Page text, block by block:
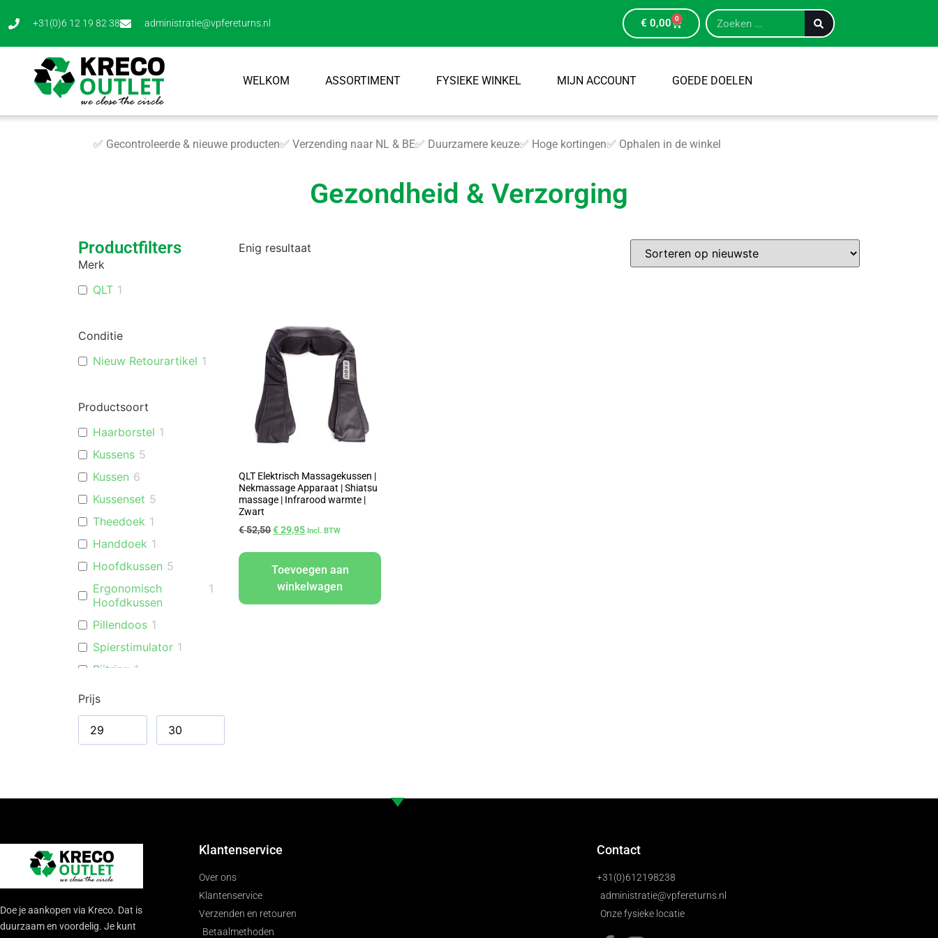
+31(0)6 12 19 82 38 administratie@vpfereturns.nl € 0,00 0
WELKOM ASSORTIMENT FYSIEKE WINKEL MIJN ACCOUNT GOEDE DOELEN
✅ Gecontroleerde & nieuwe producten✅ Verzending naar NL & BE✅ Duurzamere keuze✅ Hoge kortingen✅ Ophalen in de winkel
Gezondheid & Verzorging
Productfilters
Merk
QLT 1
Conditie
Nieuw Retourartikel 1
Productsoort
Haarborstel 1
Kussens 5
Kussen 6
Kussenset 5
Theedoek 1
Handdoek 1
Hoofdkussen 5
Ergonomisch
Hoofdkussen
1
Pillendoos 1
Spierstimulator 1
Bijtring 1
Weegschaal
Massagekussen 1
Prijs
Enig resultaat
QLT Elektrisch Massagekussen |
Nekmassage Apparaat | Shiatsu
massage | Infrarood warmte |
Zwart
€52,50€29,95 Incl. BTW
Toevoegen aan
winkelwagen
Doe je aankopen via Kreco. Dat is
duurzaam en voordelig. Je kunt
Klantenservice
Over ons
Klantenservice
Verzenden en retouren
Betaalmethoden
Contact
+31(0)612198238
administratie@vpfereturns.nl
Onze fysieke locatie